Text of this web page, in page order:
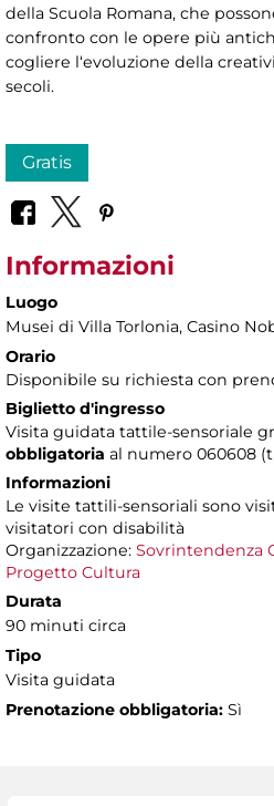
della Scuola Romana, che
confronto con le opere più
cogliere l‘evoluzione della
secoli.
Gratis
Informazioni
Luogo
Musei di Villa Torlonia, Casino
Orario
Disponibile su richiesta con
Biglietto d'ingresso
Visita guidata tattile-sensoriale
obbligatoria al numero 060608
Informazioni
Le visite tattili-sensoriali sono
visitatori con disabilità
Organizzazione: Sovrintendenza
Progetto Cultura
Durata
90 minuti circa
Tipo
Visita guidata
Prenotazione obbligatoria: Sì